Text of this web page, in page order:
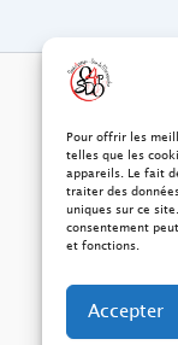
Pour offrir les
telles que les
appareils. Le fait
traiter des
uniques sur ce
consentement
et fonctions.
Accepter